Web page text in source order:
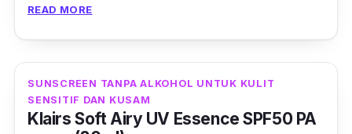
READ MORE
SUNSCREEN TANPA ALKOHOL UNTUK KULIT
SENSITIF DAN KUSAM
Klairs Soft Airy UV Essence SPF50 PA